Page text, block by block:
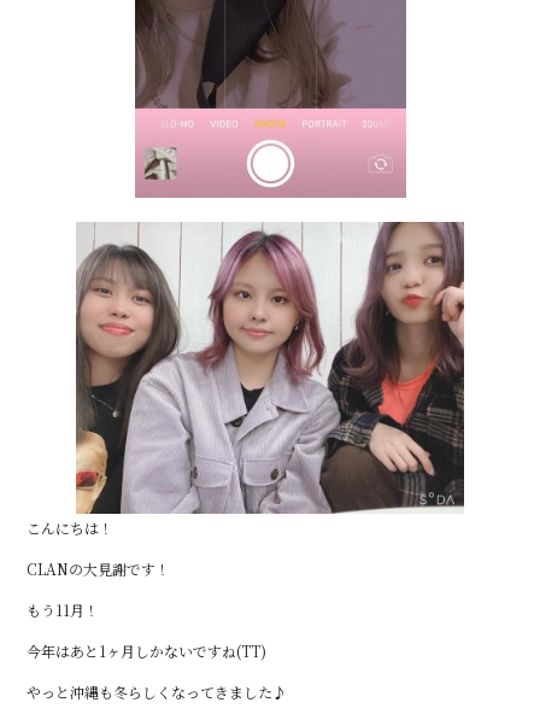
こんにちは！
CLANの大見謝です！
もう11月！
今年はあと1ヶ月しかないですね(TT)
やっと沖縄も冬らしくなってきました♪